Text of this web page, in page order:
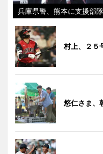
兵庫県警、熊本に支援部
村上、２
悠仁さま、